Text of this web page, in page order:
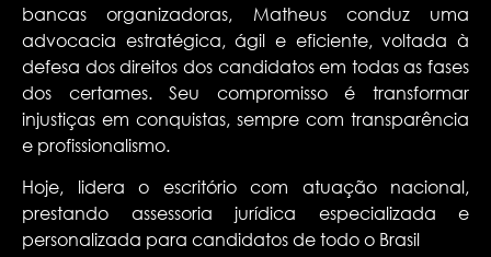
bancas organizadoras, Matheus conduz uma
advocacia estratégica, ágil e eficiente, voltada à
defesa dos direitos dos candidatos em todas as fases
dos certames. Seu compromisso é transformar
injustiças em conquistas, sempre com transparência
e profissionalismo.
Hoje, lidera o escritório com atuação nacional,
prestando assessoria jurídica especializada e
personalizada para candidatos de todo o Brasil